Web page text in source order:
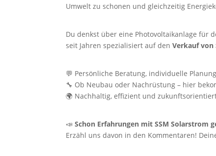
Umwelt zu schonen und gleichzeitig
Du denkst über eine Photovoltaikanlage für
seit Jahren spezialisiert auf denVerkauf von
💬 Persönliche Beratung, individuelle
🔧 Ob Neubau oder Nachrüstung – hier
🌍 Nachhaltig, effizient und
📣Schon Erfahrungen mit SSM Solarstrom
Erzähl uns davon in den Kommentaren!